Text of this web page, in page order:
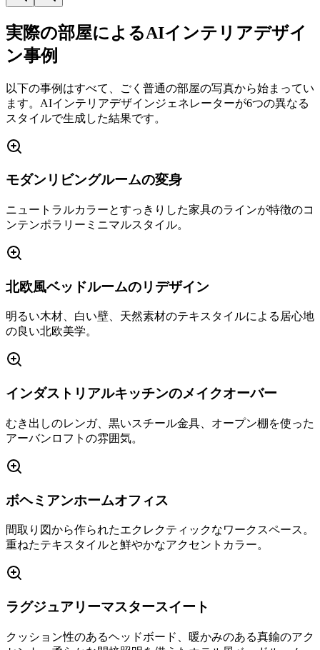
実際の部屋によるAIインテリアデザイ
ン事例
以下の事例はすべて、ごく普通の部屋の写真から始まってい
ます。AIインテリアデザインジェネレーターが6つの異なる
スタイルで生成した結果です。
モダンリビングルームの変身
ニュートラルカラーとすっきりした家具のラインが特徴のコ
ンテンポラリーミニマルスタイル。
北欧風ベッドルームのリデザイン
明るい木材、白い壁、天然素材のテキスタイルによる居心地
の良い北欧美学。
インダストリアルキッチンのメイクオーバー
むき出しのレンガ、黒いスチール金具、オープン棚を使った
アーバンロフトの雰囲気。
ボヘミアンホームオフィス
間取り図から作られたエクレクティックなワークスペース。
重ねたテキスタイルと鮮やかなアクセントカラー。
ラグジュアリーマスタースイート
クッション性のあるヘッドボード、暖かみのある真鍮のアク